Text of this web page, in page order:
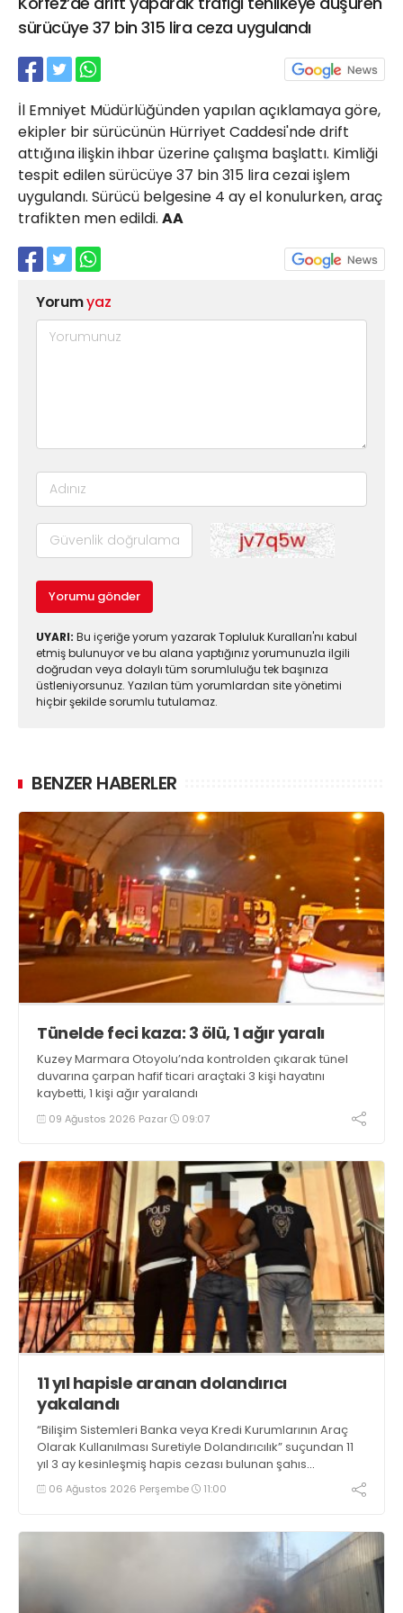
sürücüye 37 bin 315 lira ceza uygulandı
İl Emniyet Müdürlüğünden yapılan açıklamaya göre,
ekipler bir sürücünün Hürriyet Caddesi'nde drift
attığına ilişkin ihbar üzerine çalışma başlattı. Kimliği
tespit edilen sürücüye 37 bin 315 lira cezai işlem
uygulandı. Sürücü belgesine 4 ay el konulurken, araç
trafikten men edildi. AA
Yorumyaz
Yorumu gönder
UYARI: Bu içeriğe yorum yazarak Topluluk Kuralları'nı kabul
etmiş bulunuyor ve bu alana yaptığınız yorumunuzla ilgili
doğrudan veya dolaylı tüm sorumluluğu tek başınıza
üstleniyorsunuz. Yazılan tüm yorumlardan site yönetimi
hiçbir şekilde sorumlu tutulamaz.
BENZER HABERLER
Tünelde feci kaza: 3 ölü, 1 ağır yaralı
Kuzey Marmara Otoyolu’nda kontrolden çıkarak tünel
duvarına çarpan hafif ticari araçtaki 3 kişi hayatını
kaybetti, 1 kişi ağır yaralandı
09 Ağustos 2026 Pazar 09:07
11 yıl hapisle aranan dolandırıcı
yakalandı
“Bilişim Sistemleri Banka veya Kredi Kurumlarının Araç
Olarak Kullanılması Suretiyle Dolandırıcılık” suçundan 11
yıl 3 ay kesinleşmiş hapis cezası bulunan şahıs
yakalandı
06 Ağustos 2026 Perşembe 11:00
21 Gölcük
02624132333
haber@golcukpostasi.com